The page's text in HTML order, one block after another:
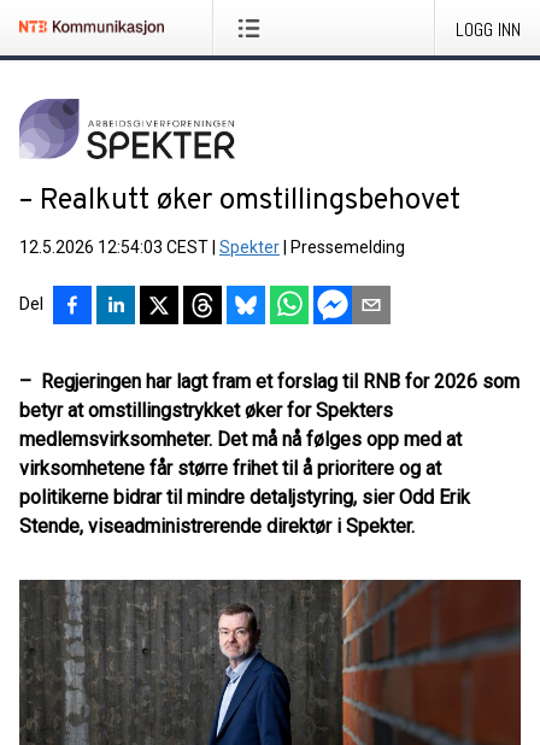
LOGG INN
– Realkutt øker omstillingsbehovet
12.5.2026 12:54:03 CEST Spekter Pressemelding
Del
– Regjeringen har lagt fram et forslag til RNB for 2026 som
betyr at omstillingstrykket øker for Spekters
medlemsvirksomheter. Det må nå følges opp med at
virksomhetene får større frihet til å prioritere og at
politikerne bidrar til mindre detaljstyring, sier Odd Erik
Stende, viseadministrerende direktør i Spekter.